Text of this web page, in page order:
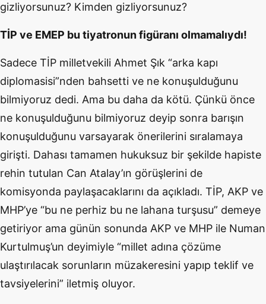
gizliyorsunuz? Kimden gizliyorsunuz?
TİP ve EMEP bu tiyatronun figüranı olmamalıydı!
Sadece TİP milletvekili Ahmet Şık “arka kapı
diplomasisi”nden bahsetti ve ne konuşulduğunu
bilmiyoruz dedi. Ama bu daha da kötü. Çünkü önce
ne konuşulduğunu bilmiyoruz deyip sonra barışın
konuşulduğunu varsayarak önerilerini sıralamaya
girişti. Dahası tamamen hukuksuz bir şekilde hapiste
rehin tutulan Can Atalay’ın görüşlerini de
komisyonda paylaşacaklarını da açıkladı. TİP, AKP ve
MHP’ye “bu ne perhiz bu ne lahana turşusu” demeye
getiriyor ama günün sonunda AKP ve MHP ile Numan
Kurtulmuş’un deyimiyle “millet adına çözüme
ulaştırılacak sorunların müzakeresini yapıp teklif ve
tavsiyelerini” iletmiş oluyor.